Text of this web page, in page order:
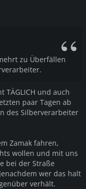
zu Überfällen
TÄGLICH und auch
paar Tagen ab
des Silberverarbeiter
Zamak fahren,
wollen und mit uns
bei der Straße
wer das halt
verhält.